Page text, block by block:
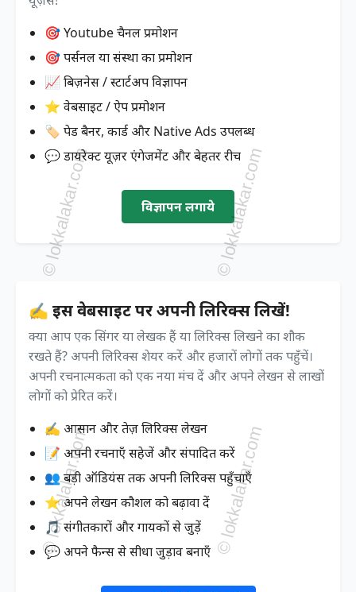
🎯 Youtube चैनल प्रमोशन
🎯 पर्सनल या संस्था का प्रमोशन
📈 बिज़नेस / स्टार्टअप विज्ञापन
⭐ वेबसाइट / ऐप प्रमोशन
🏷️ पेड बैनर, कार्ड और Native Ads उपलब्ध
💬 डायरेक्ट यूज़र एंगेजमेंट और बेहतर रीच
विज्ञापन लगाये
✍️ इस वेबसाइट पर अपनी लिरिक्स लिखें!
क्या आप एक सिंगर या लेखक हैं या लिरिक्स लिखने का शौक
रखते हैं? अपनी लिरिक्स शेयर करें और हजारों लोगों तक पहुँचें।
अपनी रचनात्मकता को एक नया मंच दें और अपने लेखन से लाखों
लोगों को प्रेरित करें।
✍️ आसान और तेज़ लिरिक्स लेखन
📝 अपनी रचनाएँ सहेजें और संपादित करें
👥 बड़ी ऑडियंस तक अपनी लिरिक्स पहुँचाएँ
⭐ अपने लेखन कौशल को बढ़ावा दें
🎵 संगीतकारों और गायकों से जुड़ें
💬 अपने फैन्स से सीधा जुड़ाव बनाएँ